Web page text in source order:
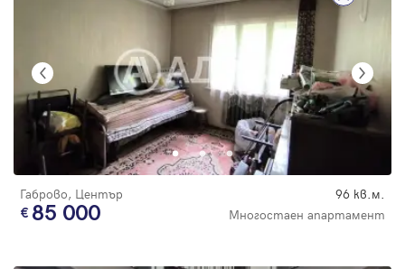
Габрово, Център 96 кв.м.
85 000 Многостаен апартамент